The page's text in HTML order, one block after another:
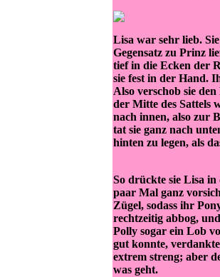
Lisa war sehr lieb.
Gegensatz zu Prinz
tief in die Ecken der
sie fest in der Hand.
Also verschob sie
der Mitte des Sattels
nach innen, also zur
tat sie ganz nach
hinten zu legen, als
So drückte sie Lisa in
paar Mal ganz
Zügel, sodass ihr
rechtzeitig abbog,
Polly sogar ein Lob
gut konnte,
extrem streng; aber
was geht.